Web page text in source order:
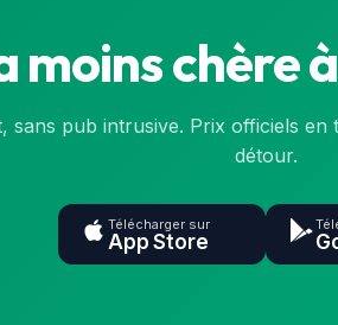
moins chère
sans pub intrusive. Prix officiels en
détour.
Télécharger sur
App Store